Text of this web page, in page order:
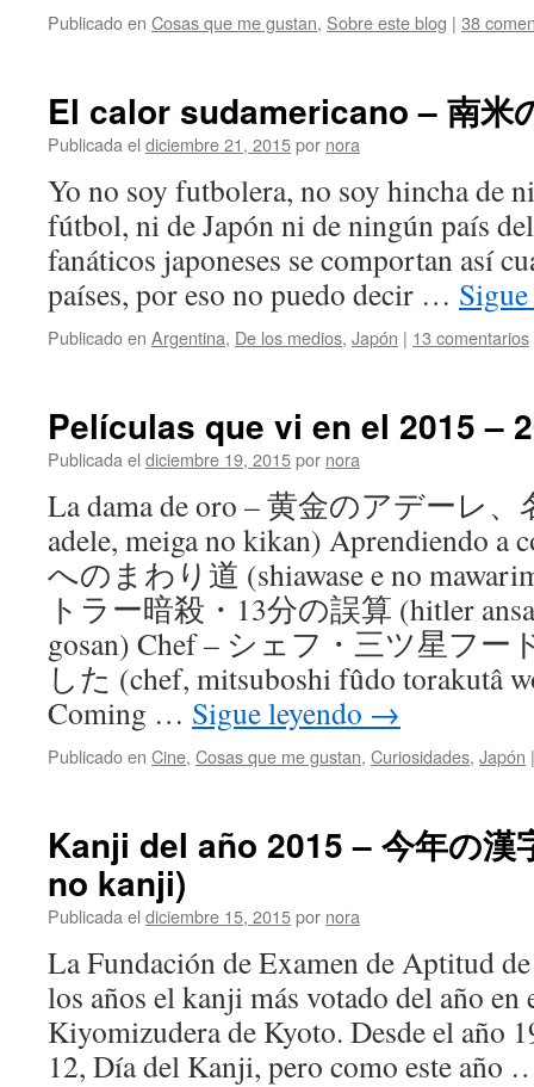
Publicado en Cosas que me gustan, Sobre este blog | 38
El calor sudamericano – 南米
Publicada el diciembre 21, 2015por nora
Yo no soy futbolera, no soy hincha de
fútbol, ni de Japón ni de ningún país
fanáticos japoneses se comportan así
países, por eso no puedo decir …
Publicado en Argentina, De los medios, Japón | 13 comentarios
Películas que vi en el 2015 –
Publicada el diciembre 19, 2015por nora
La dama de oro – 黄金のアデーレ
adele, meiga no kikan) Aprendiendo
へのまわり道 (shiawase e no
トラー暗殺・13分の誤算 (hitler
gosan) Chef – シェフ・三ツ星フ
した (chef, mitsuboshi fûdo torakutâ
Coming … Sigue leyendo →
Publicado en Cine, Cosas que me gustan, Curiosidades, Japón |
Kanji del año 2015 – 今年の漢
no kanji)
Publicada el diciembre 15, 2015por nora
La Fundación de Examen de Aptitud
los años el kanji más votado del año en
Kiyomizudera de Kyoto. Desde el año
12, Día del Kanji, pero como este año